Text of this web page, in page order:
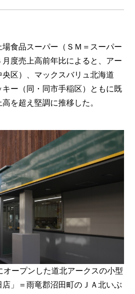
食品スーパー（ＳＭ＝スーパー
度売上高前年比によると、アー
区）、マックスバリュ北海道
キー（同・同市手稲区）ともに既
を超え堅調に推移した。
オープンした道北アークスの小型
」＝雨竜郡沼田町のＪＡ北いぶ